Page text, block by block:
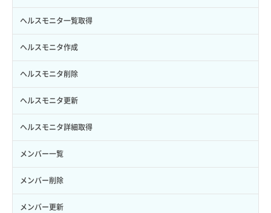
サブユーザー詳細取得
トークン発行
パーミッション一覧取得
ロールからパーミッションを紐づけ解除
ロールにパーミッションを紐づけ
ロール一覧取得
ロール作成
ロール削除
アタッチ済みボリューム一覧
アタッチ済みボリューム詳細取得
コンソールURL発行
サーバーに紐づくアドレス取得
サーバーに紐づくアドレス取得（ネットワーク指定）
サーバーに紐づくセキュリティグループ取得
サーバープラン一覧取得
サーバープラン変更
セキュリティグループ ルール一覧取得
セキュリティグループ ルール作成
セキュリティグループ ルール削除
セキュリティグループ ルール詳細取得
セキュリティグループ一覧取得
セキュリティグループ作成
セキュリティグループ削除
セキュリティグループ更新
ヘルスモニタ一覧取得
ヘルスモニタ作成
ヘルスモニタ削除
ヘルスモニタ更新
ヘルスモニタ詳細取得
メンバー一覧
メンバー削除
メンバー更新